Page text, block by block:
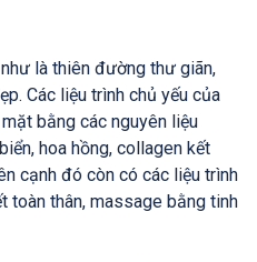
là thiên đường thư giãn,
Các liệu trình chủ yếu của
bằng các nguyên liệu
hoa hồng, collagen kết
cạnh đó còn có các liệu trình
toàn thân, massage bằng tinh